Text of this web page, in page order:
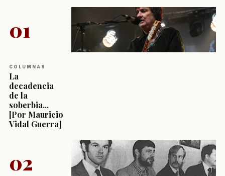
01
COLUMNAS
La
decadencia
de la
soberbia...
[Por Mauricio
Vidal Guerra]
02